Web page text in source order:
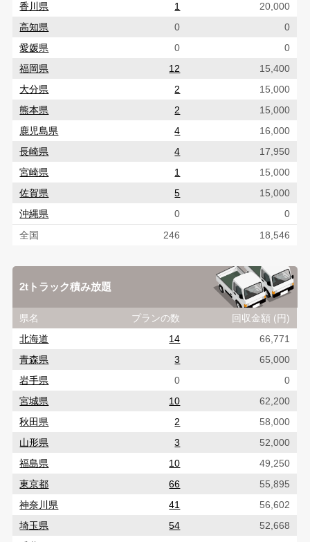
香川県
1
20,000
高知県
0
0
愛媛県
0
0
福岡県
12
15,400
大分県
2
15,000
熊本県
2
15,000
鹿児島県
4
16,000
長崎県
4
17,950
宮崎県
1
15,000
佐賀県
5
15,000
沖縄県
0
0
全国
246 18,546
2tトラック積み放題
県名 プランの数
回収金額 (円)
北海道
14
66,771
青森県
3
65,000
岩手県
0
0
宮城県
10
62,200
秋田県
2
58,000
山形県
3
52,000
福島県
10
49,250
東京都
66
55,895
神奈川県
41
56,602
埼玉県
54
52,668